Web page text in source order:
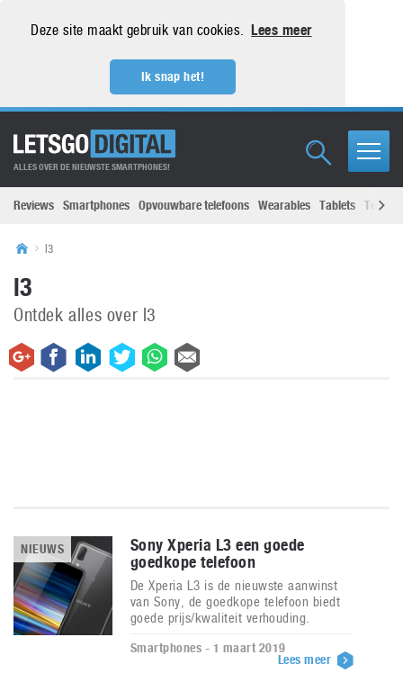
Deze site maakt gebruik van cookies. Lees meer
Ik snap het!
ALLES OVER DE NIEUWSTE SMARTPHONES!
Reviews Smartphones Opvouwbare telefoons Wearables Tablets
l3
l3
Ontdek alles over l3
NIEUWS
Sony Xperia L3 een goede
goedkope telefoon
De Xperia L3 is de nieuwste aanwinst
van Sony, de goedkope telefoon biedt
goede prijs/kwaliteit verhouding.
Smartphones - 1 maart 2019
Lees meer